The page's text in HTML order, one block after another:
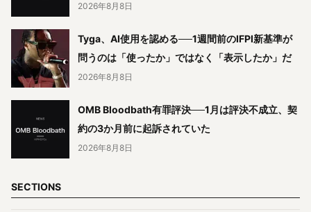
2026年8月8日
Tyga、AI使用を認める──1週間前のIFPI新基準が
問うのは「使ったか」ではなく「表示したか」だ
2026年8月8日
OMB Bloodbath有罪評決──1月は評決不成立、契
約の3か月前に起訴されていた
2026年8月8日
SECTIONS